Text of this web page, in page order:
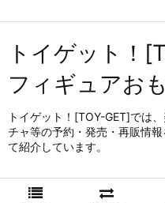
トイゲット！
フィギュアお
トイゲット！[TOY-GET]では
チャ等の予約・発売・再販情
て紹介しています。